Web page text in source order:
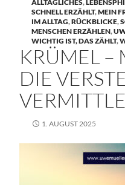
ALLTÄGLICHES,
SCHNELL ERZÄHLT,MEIN
IM ALLTAG,RÜCKBLICKE,
MENSCHEN ERZÄHLEN,
WICHTIG IST, DAS ZÄHLT,
KRÜMEL –
DIE
1. AUGUST 2025